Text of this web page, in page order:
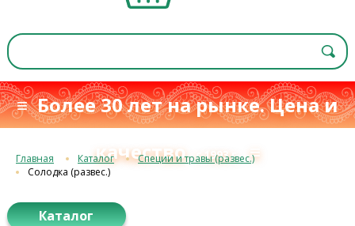
≡ Более 30 лет на рынке. Цена и
качествос 1993 г.≡
Главная Каталог
Специи и травы (развес.)
Солодка (развес.)
Каталог